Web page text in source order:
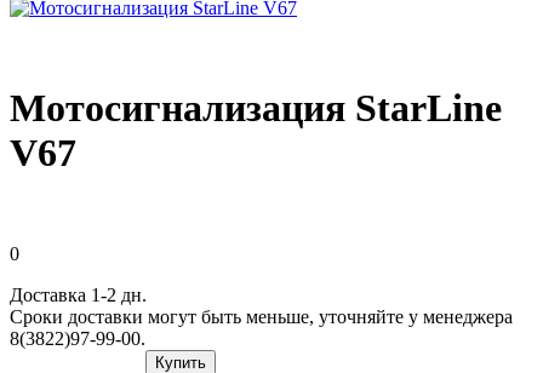
Мотосигнализация StarLine
V67
0
Доставка 1-2 дн.
Сроки доставки могут быть меньше, уточняйте у менеджера
8(3822)97-99-00.
Купить